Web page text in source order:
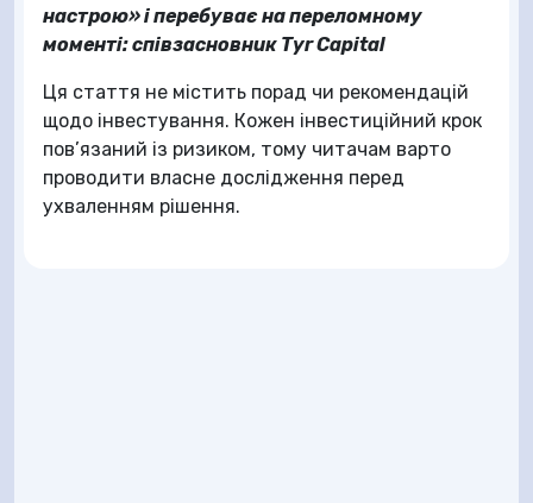
настрою» і перебуває на переломному
моменті: співзасновник Tyr Capital
Ця стаття не містить порад чи рекомендацій
щодо інвестування. Кожен інвестиційний крок
пов’язаний із ризиком, тому читачам варто
проводити власне дослідження перед
ухваленням рішення.